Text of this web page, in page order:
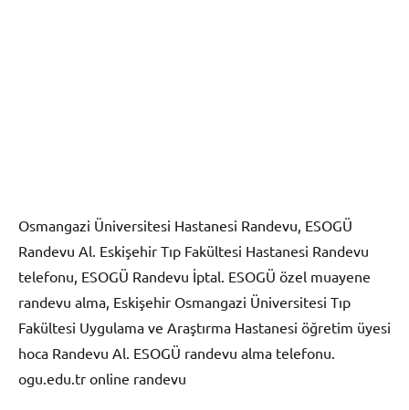
Osmangazi Üniversitesi Hastanesi Randevu, ESOGÜ
Randevu Al. Eskişehir Tıp Fakültesi Hastanesi Randevu
telefonu, ESOGÜ Randevu İptal. ESOGÜ özel muayene
randevu alma, Eskişehir Osmangazi Üniversitesi Tıp
Fakültesi Uygulama ve Araştırma Hastanesi öğretim üyesi
hoca Randevu Al. ESOGÜ randevu alma telefonu.
ogu.edu.tr online randevu